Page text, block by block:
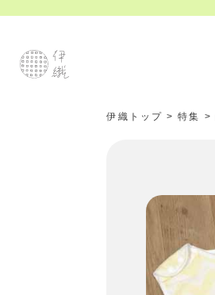
伊織トップ >特集 >